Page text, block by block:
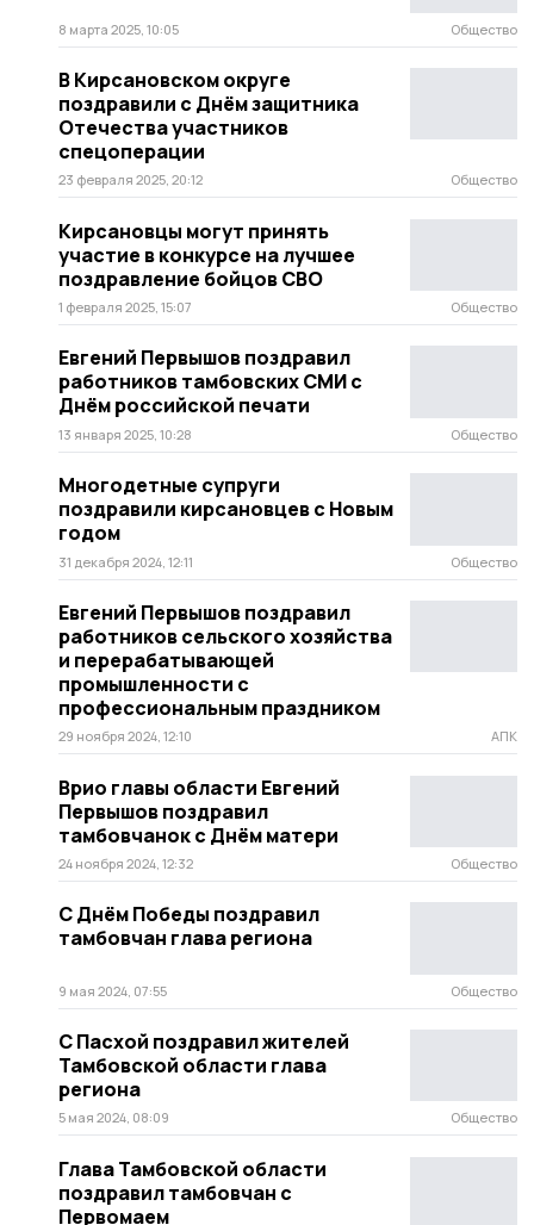
8 марта 2025, 10:05 Общество
В Кирсановском округе
поздравили с Днём защитника
Отечества участников
спецоперации
23 февраля 2025, 20:12 Общество
Кирсановцы могут принять
участие в конкурсе на лучшее
поздравление бойцов СВО
1 февраля 2025, 15:07 Общество
Евгений Первышов поздравил
работников тамбовских СМИ с
Днём российской печати
13 января 2025, 10:28 Общество
Многодетные супруги
поздравили кирсановцев с Новым
годом
31 декабря 2024, 12:11 Общество
Евгений Первышов поздравил
работников сельского хозяйства
и перерабатывающей
промышленности с
профессиональным праздником
29 ноября 2024, 12:10 АПК
Врио главы области Евгений
Первышов поздравил
тамбовчанок с Днём матери
24 ноября 2024, 12:32 Общество
С Днём Победы поздравил
тамбовчан глава региона
9 мая 2024, 07:55 Общество
С Пасхой поздравил жителей
Тамбовской области глава
региона
5 мая 2024, 08:09 Общество
Глава Тамбовской области
поздравил тамбовчан с
Первомаем